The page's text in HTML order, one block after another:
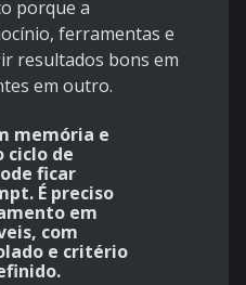
porque a
ferramentas e
resultados bons em
em outro.
memória e
ciclo de
ficar
É preciso
em
com
e critério